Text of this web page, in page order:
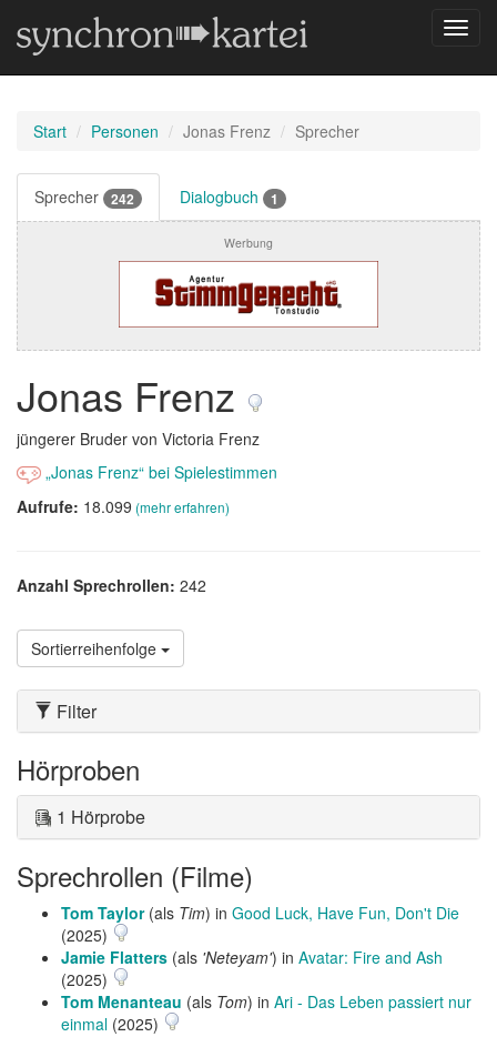
Start Personen Jonas Frenz Sprecher
Sprecher 242 Dialogbuch 1
Werbung
Jonas Frenz
jüngerer Bruder von Victoria Frenz
„Jonas Frenz“ bei Spielestimmen
Aufrufe: 18.099 (mehr erfahren)
Anzahl Sprechrollen: 242
Sortierreihenfolge
Filter
Hörproben
1 Hörprobe
Sprechrollen (Filme)
Tom Taylor(als Tim) in Good Luck, Have Fun, Don't Die
(2025)
Jamie Flatters (als 'Neteyam') in Avatar: Fire and Ash
(2025)
Tom Menanteau (als Tom) in Ari - Das Leben passiert nur
einmal (2025)